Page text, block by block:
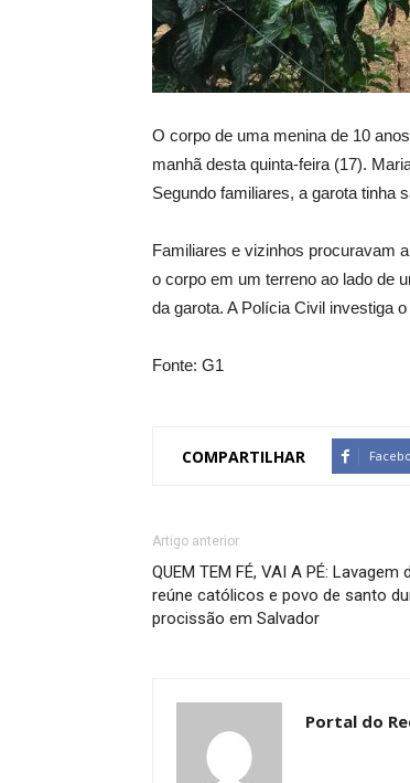
O corpo de uma menina de 10
manhã desta quinta-feira (17).
Segundo familiares, a garota tinha
Familiares e vizinhos procuravam
o corpo em um terreno ao lado de
da garota. A Polícia Civil investiga
Fonte: G1
COMPARTILHAR
Artigo anterior
QUEM TEM FÉ, VAI A PÉ: Lavagem
reúne católicos e povo de santo
procissão em Salvador
Portal do